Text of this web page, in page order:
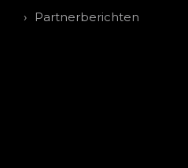
Partnerberichten